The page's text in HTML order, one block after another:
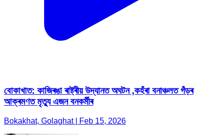
বোকাখাত: কাজিৰঙা ৰাষ্ট্ৰীয় উদ্যানত অঘটন ,কহঁৰা বনাঞ্চলত গঁড়ৰ
আক্ৰমণত মৃত্যু এজন বনকৰ্মীৰ
Bokakhat, Golaghat | Feb 15, 2026